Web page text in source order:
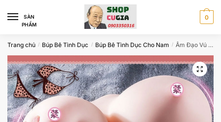
navigation
content
SÀN
PHẨM
0
Trang chủ / Búp Bê Tình Dục / Búp Bê Tình Dục Cho Nam / Âm Đạo Vú Giả To Có Cả Lỗ Mũi Miệng CA4456